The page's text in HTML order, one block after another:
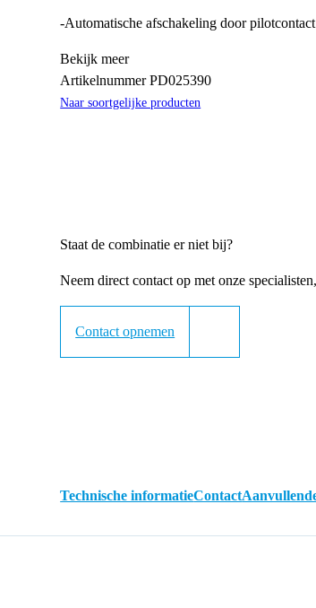
-Automatische afschakeling door
Bekijk meer
ArtikelnummerPD025390
Naar soortgelijke producten
Staat de combinatie er niet bij?
Neem direct contact op met onze
Contact opnemen
Technische informatieContact